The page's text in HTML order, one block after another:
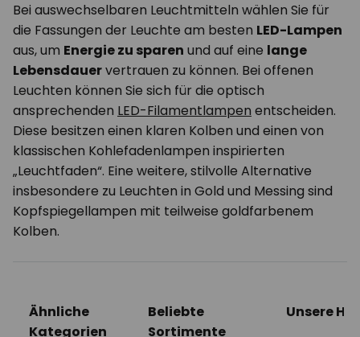
Bei auswechselbaren Leuchtmitteln wählen Sie für
die Fassungen der Leuchte am besten LED-Lampen
aus, um Energie zu sparen und auf eine lange
Lebensdauervertrauen zu können. Bei offenen
Leuchten können Sie sich für die optisch
ansprechenden LED-Filamentlampen entscheiden.
Diese besitzen einen klaren Kolben und einen von
klassischen Kohlefadenlampen inspirierten
„Leuchtfaden“. Eine weitere, stilvolle Alternative
insbesondere zu Leuchten in Gold und Messing sind
Kopfspiegellampen mit teilweise goldfarbenem
Kolben.
Ähnliche
Kategorien
Beliebte
Sortimente
Unsere